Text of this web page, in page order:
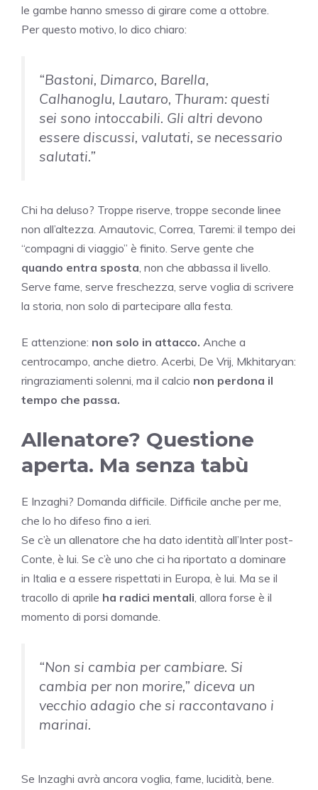
le gambe hanno smesso di girare come a ottobre.
Per questo motivo, lo dico chiaro:
“Bastoni, Dimarco, Barella,
Calhanoglu, Lautaro, Thuram: questi
sei sono intoccabili. Gli altri devono
essere discussi, valutati, se necessario
salutati.”
Chi ha deluso? Troppe riserve, troppe seconde linee
non all’altezza. Arnautovic, Correa, Taremi: il tempo dei
“compagni di viaggio” è finito. Serve gente che
quando entra sposta, non che abbassa il livello.
Serve fame, serve freschezza, serve voglia di scrivere
la storia, non solo di partecipare alla festa.
E attenzione: non solo in attacco. Anche a
centrocampo, anche dietro. Acerbi, De Vrij, Mkhitaryan:
ringraziamenti solenni, ma il calcio non perdona il
tempo che passa.
Allenatore? Questione
aperta. Ma senza tabù
E Inzaghi? Domanda difficile. Difficile anche per me,
che lo ho difeso fino a ieri.
Se c’è un allenatore che ha dato identità all’Inter post-
Conte, è lui. Se c’è uno che ci ha riportato a dominare
in Italia e a essere rispettati in Europa, è lui. Ma se il
tracollo di aprile ha radici mentali, allora forse è il
momento di porsi domande.
“Non si cambia per cambiare. Si
cambia per non morire,” diceva un
vecchio adagio che si raccontavano i
marinai.
Se Inzaghi avrà ancora voglia, fame, lucidità, bene.